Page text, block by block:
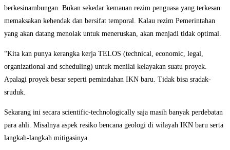
berkesinambungan. Bukan sekedar kemauan rezim penguasa yang terkesan
memaksakan kehendak dan bersifat temporal. Kalau rezim Pemerintahan
yang akan datang menolak untuk meneruskan, akan menjadi tidak optimal.
“Kita kan punya kerangka kerja TELOS (technical, economic, legal,
organizational and scheduling) untuk menilai kelayakan suatu proyek.
Apalagi proyek besar seperti pemindahan IKN baru. Tidak bisa sradak-
sruduk.
Sekarang ini secara scientific-technologically saja masih banyak perdebatan
para ahli. Misalnya aspek resiko bencana geologi di wilayah IKN baru serta
langkah-langkah mitigasinya.